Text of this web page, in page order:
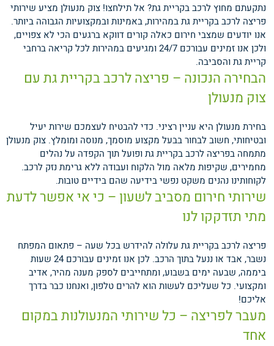
נתקעתם מחוץ לרכב בקריית גת? אל תילחצו! צוק מנעולן מציע שירותי
פריצה לרכב בקריית גת במהירות, באמינות ובמקצועיות הגבוהה ביותר.
אנו יודעים שמצבי חירום כאלה קורים דווקא ברגעים הכי לא צפויים,
ולכן אנו זמינים עבורכם 24/7 ומגיעים במהירות לכל קריאה ברחבי
קריית גת והסביבה.
הבחירה הנכונה – פריצה לרכב בקריית גת עם
צוק מנעולן
בחירת מנעולן היא עניין רציני. כדי להבטיח לעצמכם שירות יעיל
ובטיחותי, חשוב לבחור בבעל מקצוע מוסמך, מנוסה ומומלץ. צוק מנעולן
מתמחה בפריצה לרכב בקריית גת ופועל תוך הקפדה על נהלים
מחמירים, שקיפות מלאה מול הלקוח ועבודה ללא גרימת נזק לרכב.
לקוחותינו נהנים משקט נפשי בידיעה שהם בידיים טובות.
שירותי חירום מסביב לשעון – כי אי אפשר לדעת
מתי תזדקקו לנו
פריצה לרכב בקריית גת עלולה להידרש בכל שעה – פתאום המפתח
נשבר, אבד או ננעל בתוך הרכב. לכן אנו זמינים עבורכם 24 שעות
ביממה, שבעה ימים בשבוע, ומתחייבים לספק מענה מהיר, אדיב
ומקצועי. כל שעליכם לעשות הוא להרים טלפון, ואנחנו כבר בדרך
אליכם!
מעבר לפריצה – כל שירותי המנעולנות במקום
אחד